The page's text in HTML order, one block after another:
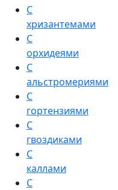
С
хризантемами
С
орхидеями
С
альстромериями
С
гортензиями
С
гвоздиками
С
каллами
С